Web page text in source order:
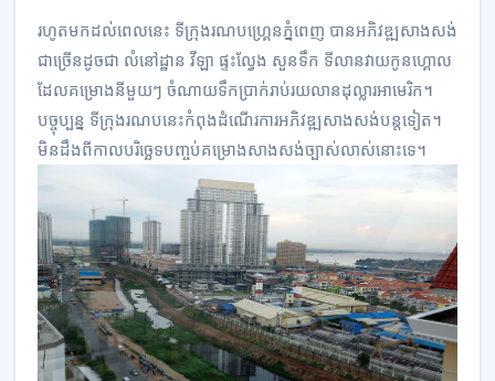
រហូត​មក​ដល់​ពេល​នេះ ទីក្រុង​រណប​ហ្គ្រេន​ភ្នំពេញ បាន​អភិវឌ្ឍសាងសង់​
ជា​ច្រើន​ដូចជា លំនៅដ្ឋាន វីឡា ផ្ទះល្វែង សួនទឹក ទីលាន​វាយ​កូន​ហ្គោល
ដែល​គម្រោង​នីមួយៗ ចំណាយ​ទឹក​ប្រាក់​រាប់​រយ​លាន​ដុល្លារ​អាមេរិក។
បច្ចុប្បន្ន ទីក្រុង​រណប​នេះ​កំពុង​ដំណើរការ​អភិវឌ្ឍ​សាងសង់​បន្ត​ទៀត។
មិន​ដឹង​ពី​កាល​បរិច្ឆេទ​បញ្ចប់​គម្រោង​សាងសង់​ច្បាស់​លាស់​នោះ​ទេ។